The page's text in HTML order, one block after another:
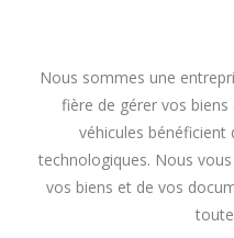
Nous sommes une
fière de gérer vos
véhicules bénéficient
technologiques. Nous
vos biens et de vos